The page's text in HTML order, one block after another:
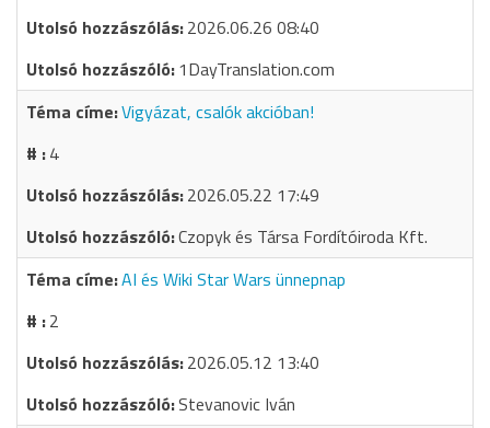
2026.06.26 08:40
1DayTranslation.com
Vigyázat, csalók akcióban!
4
2026.05.22 17:49
Czopyk és Társa Fordítóiroda Kft.
AI és Wiki Star Wars ünnepnap
2
2026.05.12 13:40
Stevanovic Iván